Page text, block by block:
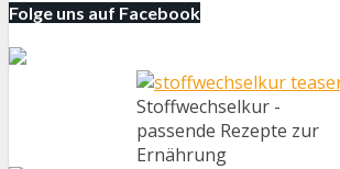
Folge uns auf Facebook
Stoffwechselkur -
passende Rezepte zur
Ernährung